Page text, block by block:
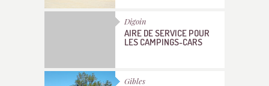
Digoin
AIRE DE SERVICE POUR
LES CAMPINGS-CARS
Gibles